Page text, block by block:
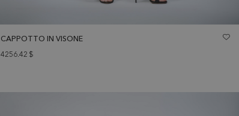
CAPPOTTO IN VISONE
4256.42 $